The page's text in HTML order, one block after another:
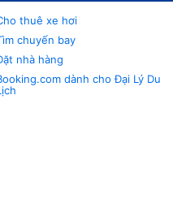
thuê xe hơi
chuyến bay
nhà hàng
dành cho Đại Lý Du